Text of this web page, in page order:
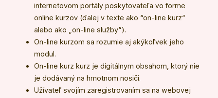
internetovom portály poskytovateľa vo forme
online kurzov (ďalej v texte ako “on-line kurz“
alebo ako „on-line služby“).
On-line kurzom sa rozumie aj akýkoľvek jeho
modul.
On-line kurz kurz je digitálnym obsahom, ktorý nie
je dodávaný na hmotnom nosiči.
Užívateľ svojím zaregistrovaním sa na webovej